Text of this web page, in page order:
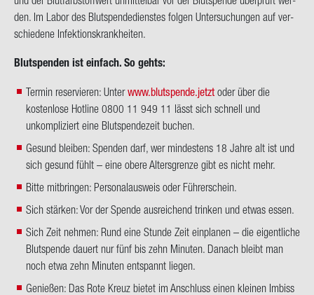
den. Im Labor des Blut­spen­de­diens­tes fol­gen Un­ter­su­chun­gen auf ver­
schie­de­ne In­fek­ti­ons­krank­hei­ten.
Blut­spen­den ist ein­fach. So gehts:
Termin reservieren: Unterwww.blutspende.jetztoder über die
kostenlose Hotline 0800 11 949 11 lässt sich schnell und
unkompliziert eine Blutspendezeit buchen.
Gesund bleiben: Spenden darf, wer mindestens 18 Jahre alt ist und
sich gesund fühlt – eine obere Altersgrenze gibt es nicht mehr.
Bitte mitbringen: Personalausweis oder Führerschein.
Sich stärken: Vor der Spende ausreichend trinken und etwas essen.
Sich Zeit nehmen: Rund eine Stunde Zeit einplanen – die eigentliche
Blutspende dauert nur fünf bis zehn Minuten. Danach bleibt man
noch etwa zehn Minuten entspannt liegen.
Genießen: Das Rote Kreuz bietet im Anschluss einen kleinen Imbiss